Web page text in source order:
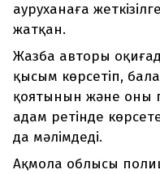
ауруханаға
жатқан.
Жазба авторы
қысым көрсетіп,
қоятынын және оны
адам ретінде
да мәлімдеді.
Ақмола облысы